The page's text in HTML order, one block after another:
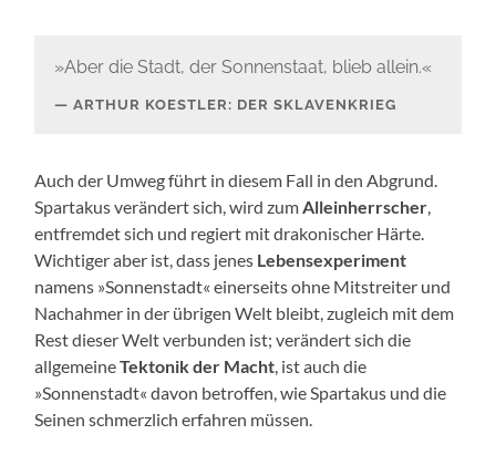
»Aber die Stadt, der Sonnenstaat, blieb allein.«
ARTHUR KOESTLER: DER SKLAVENKRIEG
Auch der Umweg führt in diesem Fall in den Abgrund.
Spartakus verändert sich, wird zum Alleinherrscher
entfremdet sich und regiert mit drakonischer Härte.
Wichtiger aber ist, dass jenes Lebensexperiment
namens »Sonnenstadt« einerseits ohne Mitstreiter und
Nachahmer in der übrigen Welt bleibt, zugleich mit dem
Rest dieser Welt verbunden ist; verändert sich die
allgemeineTektonik der Macht , ist auch die
»Sonnenstadt« davon betroffen, wie Spartakus und die
Seinen schmerzlich erfahren müssen.